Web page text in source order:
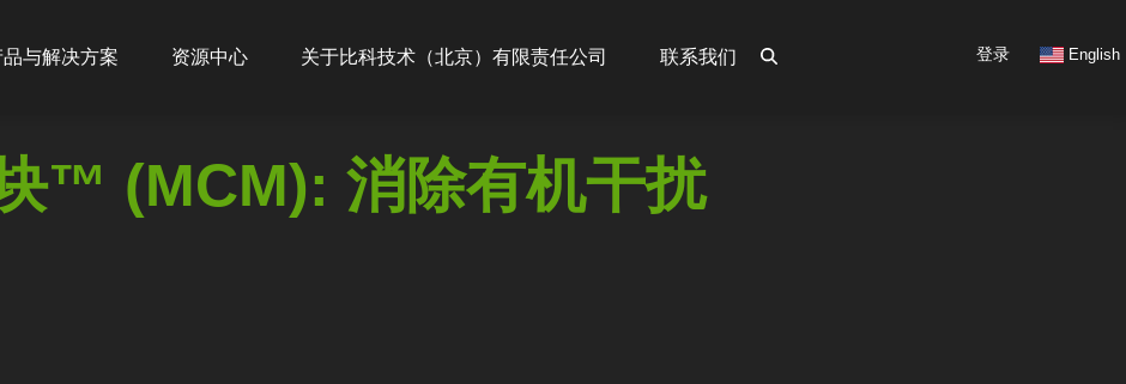
品与解决方案 资源中心 关于比科技术（北京）有限责任公司 联系我们
User
登录 English
™ (MCM): 消除有机干扰